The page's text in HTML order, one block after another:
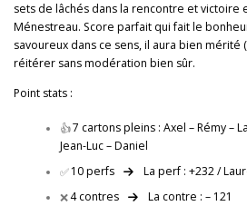
sets de lâchés dans la rencontre et victoire
Ménestreau. Score parfait qui fait le
savoureux dans ce sens, il aura bien mérité
réitérer sans modération bien sûr.
Point stats :
👍7 cartons pleins : Axel – Rémy –
Jean-Luc – Daniel
✅10 perfs
La perf : +232 /
❌4 contres La contre : – 121